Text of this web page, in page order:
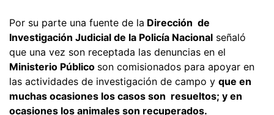
Por su parte una fuente de la Dirección de
Investigación Judicial de la Policía Nacional señaló
que una vez son receptada las denuncias en el
Ministerio Público son comisionados para apoyar en
las actividades de investigación de campo y que en
muchas ocasiones los casos son resueltos; y en
ocasiones los animales son recuperados.